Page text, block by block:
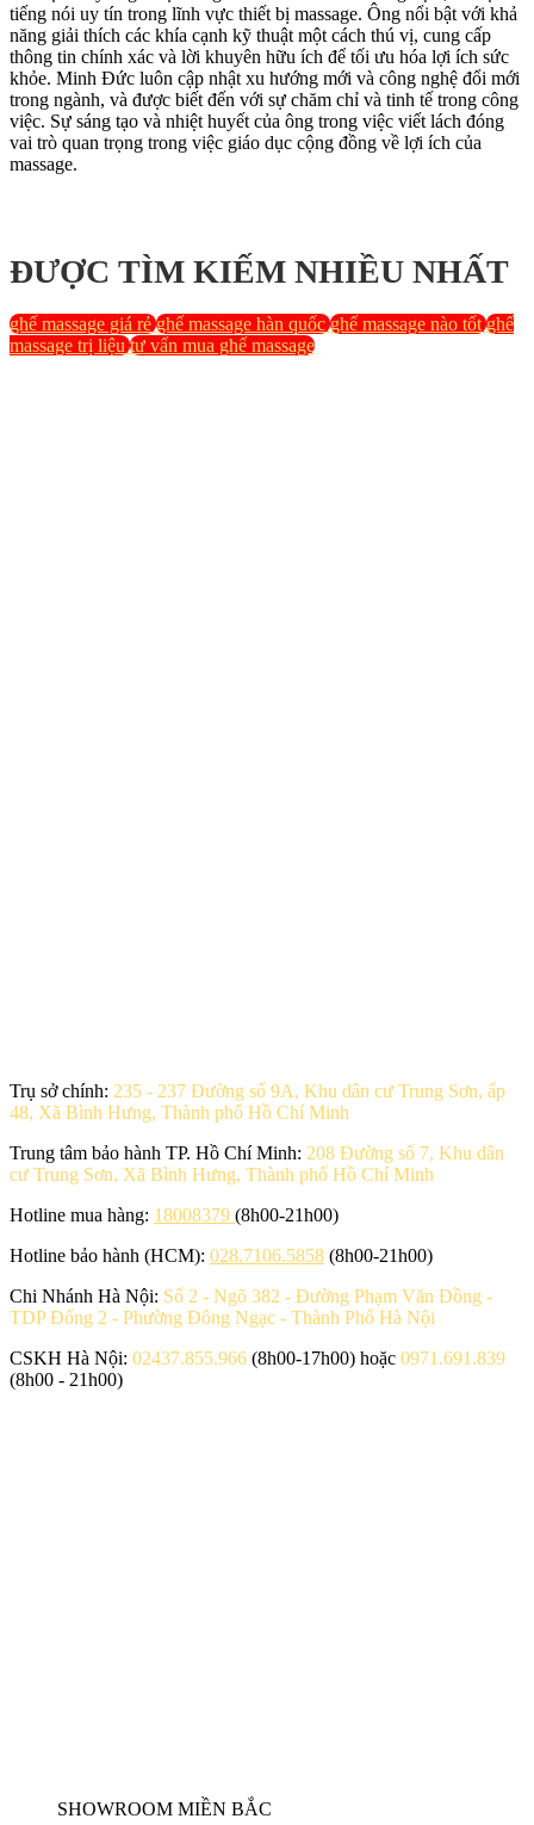
tiếng nói uy tín trong lĩnh vực thiết bị massage. Ông nổi bật với khả
năng giải thích các khía cạnh kỹ thuật một cách thú vị, cung cấp
thông tin chính xác và lời khuyên hữu ích để tối ưu hóa lợi ích sức
khỏe. Minh Đức luôn cập nhật xu hướng mới và công nghệ đổi mới
trong ngành, và được biết đến với sự chăm chỉ và tinh tế trong công
việc. Sự sáng tạo và nhiệt huyết của ông trong việc viết lách đóng
vai trò quan trọng trong việc giáo dục cộng đồng về lợi ích của
massage.
ĐƯỢC TÌM KIẾM NHIỀU NHẤT
ghế massage giá rẻ ghế massage hàn quốc ghế massage nào tốt ghế
massage trị liệu tư vấn mua ghế massage
Trụ sở chính: 235 - 237 Đường số 9A, Khu dân cư Trung Sơn, ấp
48, Xã Bình Hưng, Thành phố Hồ Chí Minh
Trung tâm bảo hành TP. Hồ Chí Minh: 208 Đường số 7, Khu dân
cư Trung Sơn, Xã Bình Hưng, Thành phố Hồ Chí Minh
Hotline mua hàng: 18008379 (8h00-21h00)
Hotline bảo hành (HCM): 028.7106.5858 (8h00-21h00)
Chi Nhánh Hà Nội: Số 2 - Ngõ 382 - Đường Phạm Văn Đồng -
TDP Đống 2 - Phường Đông Ngạc - Thành Phố Hà Nội
CSKH Hà Nội: 02437.855.966 (8h00-17h00) hoặc 0971.691.839
(8h00 - 21h00)
SHOWROOM MIỀN BẮC